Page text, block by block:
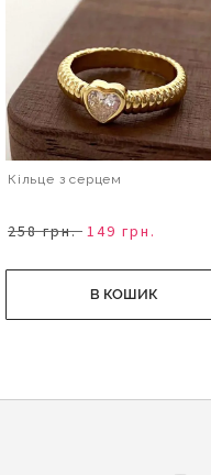
Кільце з серцем
258 грн. 149 грн.
В КОШИК